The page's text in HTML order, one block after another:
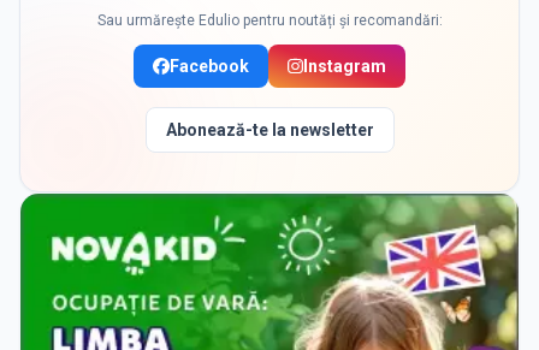
Sau urmărește Edulio pentru noutăți și recomandări:
Facebook Instagram
Abonează-te la newsletter